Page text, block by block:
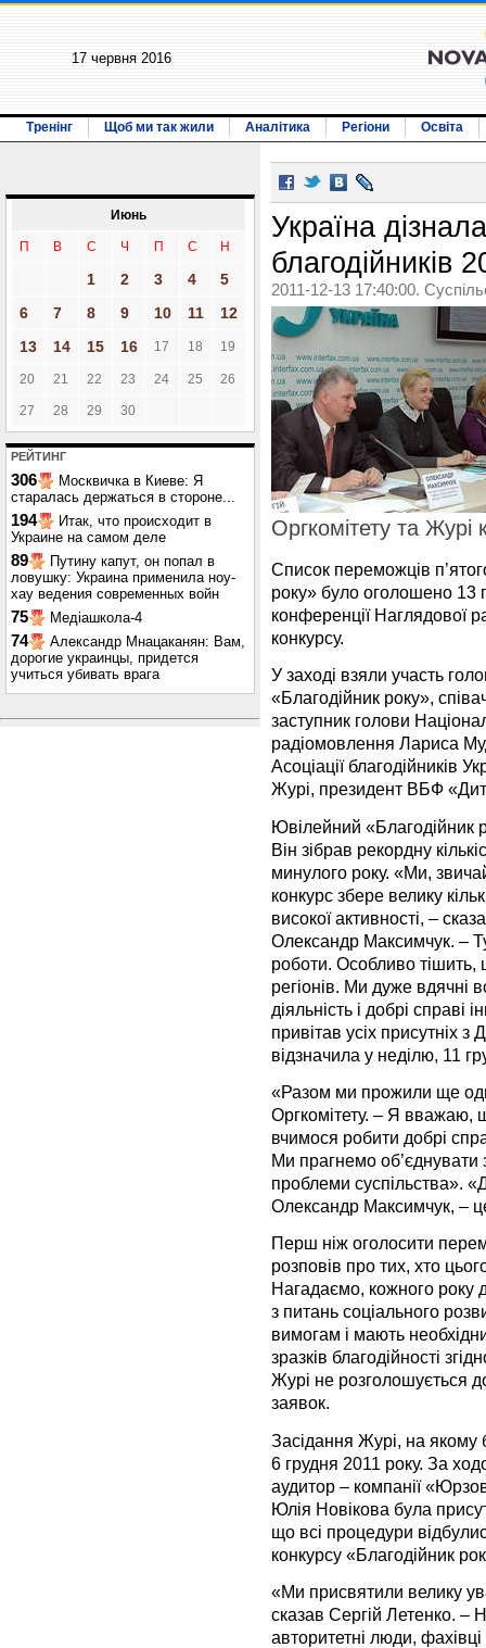
17 червня 2016
Тренінг Щоб ми так жили Аналітика Регіони Освіта
Июнь
П В С Ч П С Н
1 2 3 4
5
6
7 8 9 10 11
12
13
14 15 16 17 18 19
20 21 22 23 24 25 26
27 28 29 30
РЕЙТИНГ
306
Москвичка в Киеве: Я
старалась держаться в стороне...
194
Итак, что происходит в
Украине на самом деле
89
Путину капут, он попал в
ловушку: Украина применила ноу-
хау ведения современных войн
75 Медіашкола-4
74
Александр Мнацаканян: Вам,
дорогие украинцы, придется
учиться убивать врага
Україна
благодійників
2011-12-13 17:40:00.
Оргкомітету та Журі
Список переможців
року» було оголошено 13
конференції Наглядової
конкурсу.
У заході взяли участь
«Благодійник року»,
заступник голови
радіомовлення Лариса
Асоціації благодійників
Журі, президент ВБФ
Ювілейний «Благодійник
Він зібрав рекордну
минулого року. «Ми,
конкурс збере велику
високої активності, –
Олександр Максимчук. –
роботи. Особливо тішить,
регіонів. Ми дуже вдячні
діяльність і добрі
привітав усіх присутніх
відзначила у неділю, 11
«Разом ми прожили ще
Оргкомітету. – Я вважаю,
вчимося робити добрі
Ми прагнемо об’єднувати
проблеми суспільства».
Олександр Максимчук, –
Перш ніж оголосити
розповів про тих, хто
Нагадаємо, кожного року
з питань соціального
вимогам і мають
зразків благодійності
Журі не розголошується
заявок.
Засідання Журі, на якому
6 грудня 2011 року. За
аудитор – компанії
Юлія Новікова була
що всі процедури
конкурсу «Благодійник
«Ми присвятили велику
сказав Сергій Летенко. –
авторитетні люди,